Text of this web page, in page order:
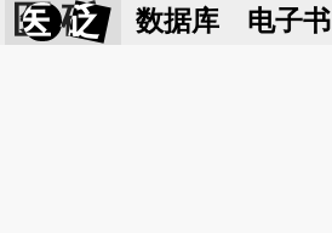
医 砭 数据库 电子书